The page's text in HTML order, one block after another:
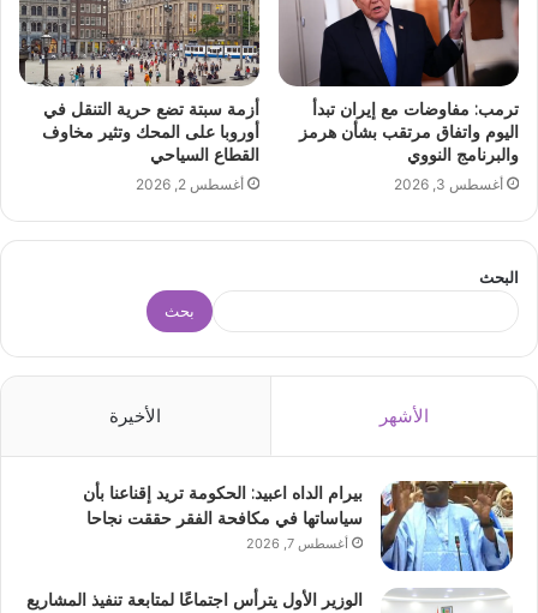
ترمب: مفاوضات مع إيران تبدأ
اليوم واتفاق مرتقب بشأن هرمز
والبرنامج النووي
أغسطس 3, 2026
أزمة سبتة تضع حرية التنقل في
أوروبا على المحك وتثير مخاوف
القطاع السياحي
أغسطس 2, 2026
البحث
بحث
الأشهر الأخيرة
بيرام الداه اعبيد: الحكومة تريد إقناعنا بأن
سياساتها في مكافحة الفقر حققت نجاحا
أغسطس 7, 2026
الوزير الأول يترأس اجتماعًا لمتابعة تنفيذ المشاريع